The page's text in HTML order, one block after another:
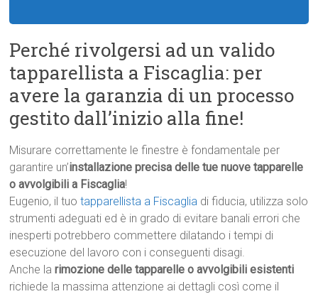
Perché rivolgersi ad un valido
tapparellista a Fiscaglia: per
avere la garanzia di un processo
gestito dall’inizio alla fine!
Misurare correttamente le finestre è fondamentale per
garantire un’installazione precisa delle tue nuove tapparelle
o avvolgibili a Fiscaglia!
Eugenio, il tuotapparellista a Fiscaglia di fiducia, utilizza solo
strumenti adeguati ed è in grado di evitare banali errori che
inesperti potrebbero commettere dilatando i tempi di
esecuzione del lavoro con i conseguenti disagi.
Anche larimozione delle tapparelle o avvolgibili esistenti
richiede la massima attenzione ai dettagli così come il